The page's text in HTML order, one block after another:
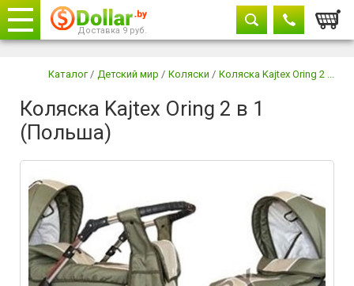
8029 604-11-33
+375 29882-11-33
Доставка 9 руб.
Каталог / Детский мир / Коляски / Коляска Kajtex Oring 2 ...
Коляска Kajtex Oring 2 в 1
(Польша)